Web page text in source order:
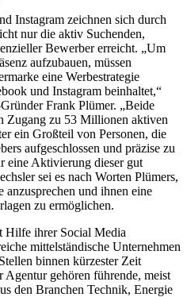
Instagram zeichnen sich durch
nur die aktiv Suchenden,
Bewerber erreicht. „Um
aufzubauen, müssen
eine Werbestrategie
und Instagram beinhaltet,“
Frank Plümer. „Beide
Zugang zu 53 Millionen aktiven
ein Großteil von Personen, die
aufgeschlossen und präzise zu
eine Aktivierung dieser gut
sei es nach Worten Plümers,
und ihnen eine
zu ermöglichen.
ihrer Social Media
mittelständische Unternehmen
binnen kürzester Zeit
gehören führende, meist
den Branchen Technik, Energie